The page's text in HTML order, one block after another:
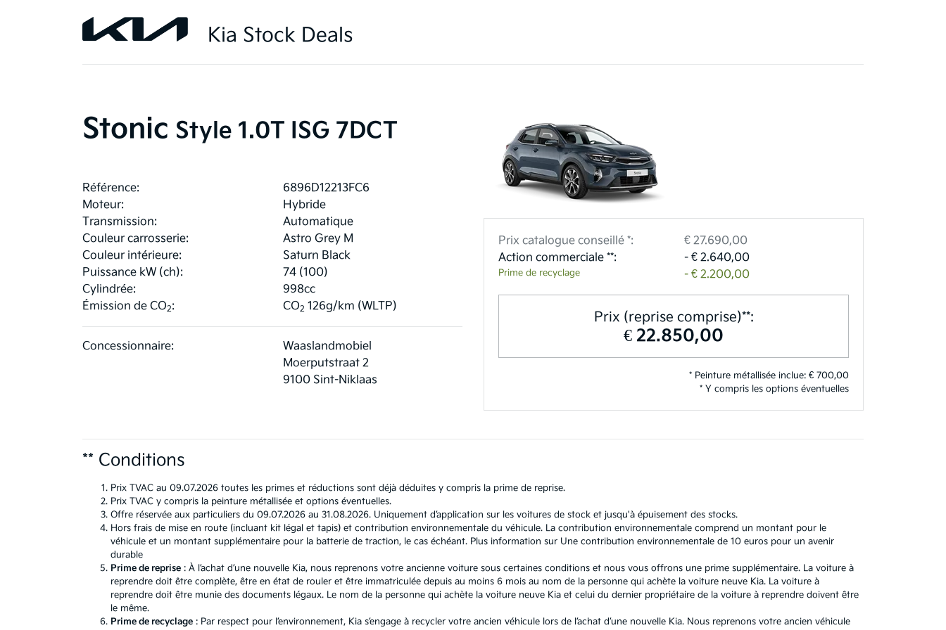
Kia Stock Deals
Stonic Style 1.0T ISG 7DCT
Référence:
6896D12213FC6
Moteur:
Hybride
Transmission:
Automatique
Couleur carrosserie:
Astro Grey M
Couleur intérieure:
Saturn Black
Puissance kW (ch):
74 (100)
Cylindrée:
998cc
Émission de CO2: CO2 126g/km (WLTP)
Concessionnaire:
Waaslandmobiel
Moerputstraat 2
9100 Sint-Niklaas
Prix catalogue conseillé *:
€ 27.690,00
Action commerciale **:
- € 2.640,00
Prime de recyclage - € 2.200,00
Prix (reprise comprise)**:
€ 22.850,00
* Peinture métallisée inclue: € 700,00
* Y compris les options éventuelles
** Conditions
Prix TVAC au 09.07.2026 toutes les primes et réductions sont déjà déduites y compris la prime de reprise.
Prix TVAC y compris la peinture métallisée et options éventuelles.
Offre réservée aux particuliers du 09.07.2026 au 31.08.2026. Uniquement d’application sur les voitures de stock et jusqu'à épuisement des stocks.
Hors frais de mise en route (incluant kit légal et tapis) et contribution environnementale du véhicule. La contribution environnementale comprend un montant pour le
véhicule et un montant supplémentaire pour la batterie de traction, le cas échéant. Plus information sur Une contribution environnementale de 10 euros pour un avenir
durable
Prime de reprise : À l’achat d’une nouvelle Kia, nous reprenons votre ancienne voiture sous certaines conditions et nous vous offrons une prime supplémentaire. La voiture à
reprendre doit être complète, être en état de rouler et être immatriculée depuis au moins 6 mois au nom de la personne qui achète la voiture neuve Kia. La voiture à
reprendre doit être munie des documents légaux. Le nom de la personne qui achète la voiture neuve Kia et celui du dernier propriétaire de la voiture à reprendre doivent être
le même.
Prime de recyclage : Par respect pour l’environnement, Kia s’engage à recycler votre ancien véhicule lors de l’achat d’une nouvelle Kia. Nous reprenons votre ancien véhicule